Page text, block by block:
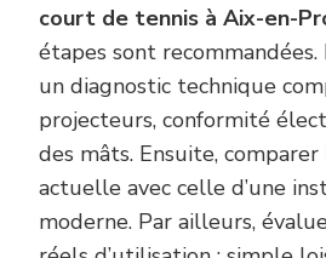
court de tennis à Aix-en-
étapes sont recommandées.
un diagnostic technique
projecteurs, conformité
des mâts. Ensuite,
actuelle avec celle d’une
moderne. Par ailleurs,